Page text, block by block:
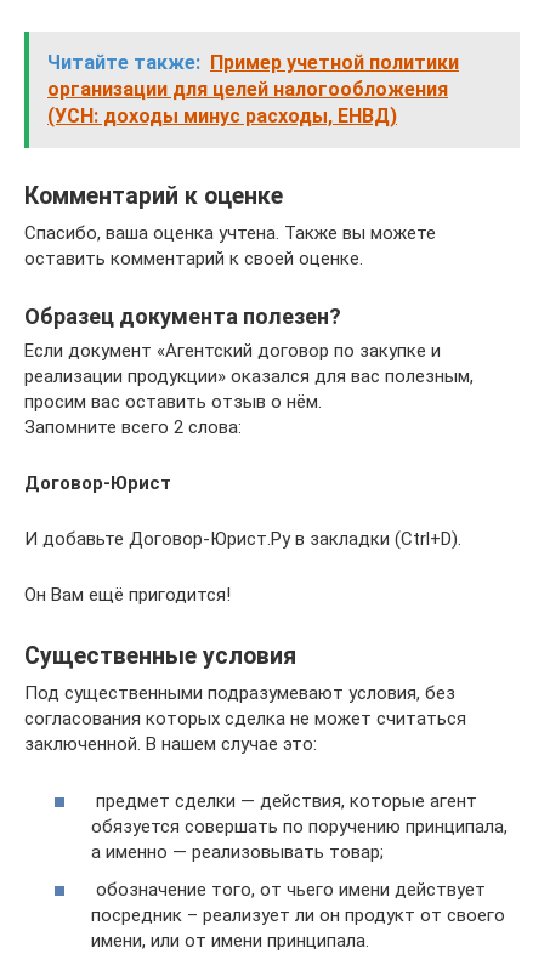
Читайте также: Пример учетной политики
организации для целей налогообложения
(УСН: доходы минус расходы, ЕНВД)
Комментарий к оценке
Спасибо, ваша оценка учтена. Также вы можете
оставить комментарий к своей оценке.
Образец документа полезен?
Если документ «Агентский договор по закупке и
реализации продукции» оказался для вас полезным,
просим вас оставить отзыв о нём.
Запомните всего 2 слова:
Договор-Юрист
И добавьте Договор-Юрист.Ру в закладки (Ctrl+D).
Он Вам ещё пригодится!
Существенные условия
Под существенными подразумевают условия, без
согласования которых сделка не может считаться
заключенной. В нашем случае это:
предмет сделки — действия, которые агент
обязуется совершать по поручению принципала,
а именно — реализовывать товар;
обозначение того, от чьего имени действует
посредник – реализует ли он продукт от своего
имени, или от имени принципала.